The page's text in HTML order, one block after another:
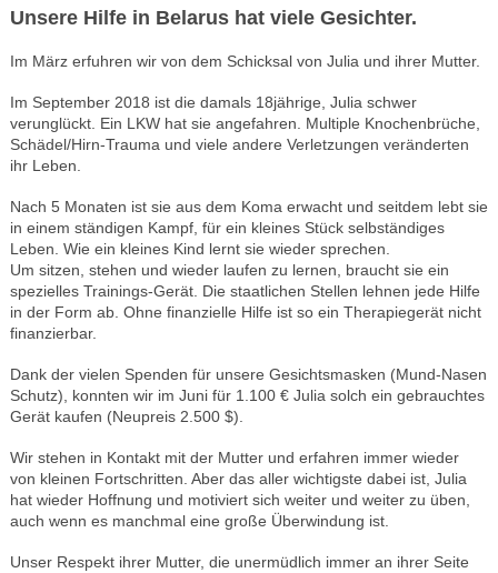
Unsere Hilfe in Belarus hat viele Gesichter.
Im März erfuhren wir von dem Schicksal von Julia und ihrer Mutter.
Im September 2018 ist die damals 18jährige, Julia schwer
verunglückt. Ein LKW hat sie angefahren. Multiple Knochenbrüche,
Schädel/Hirn-Trauma und viele andere Verletzungen veränderten
ihr Leben.
Nach 5 Monaten ist sie aus dem Koma erwacht und seitdem lebt sie
in einem ständigen Kampf, für ein kleines Stück selbständiges
Leben. Wie ein kleines Kind lernt sie wieder sprechen.
Um sitzen, stehen und wieder laufen zu lernen, braucht sie ein
spezielles Trainings-Gerät. Die staatlichen Stellen lehnen jede Hilfe
in der Form ab. Ohne finanzielle Hilfe ist so ein Therapiegerät nicht
finanzierbar.
Dank der vielen Spenden für unsere Gesichtsmasken (Mund-Nasen
Schutz), konnten wir im Juni für 1.100 € Julia solch ein gebrauchtes
Gerät kaufen (Neupreis 2.500 $).
Wir stehen in Kontakt mit der Mutter und erfahren immer wieder
von kleinen Fortschritten. Aber das aller wichtigste dabei ist, Julia
hat wieder Hoffnung und motiviert sich weiter und weiter zu üben,
auch wenn es manchmal eine große Überwindung ist.
Unser Respekt ihrer Mutter, die unermüdlich immer an ihrer Seite